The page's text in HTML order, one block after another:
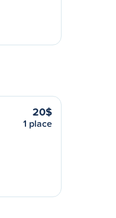
20$
1 place